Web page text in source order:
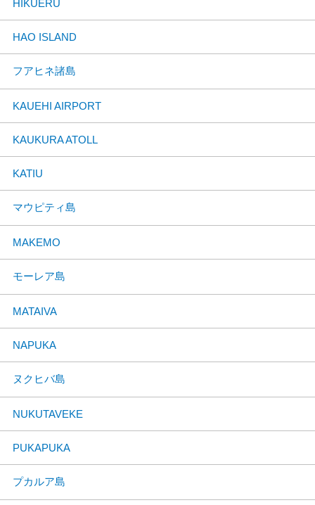
HIKUERU
HAO ISLAND
フアヒネ諸島
KAUEHI AIRPORT
KAUKURA ATOLL
KATIU
マウピティ島
MAKEMO
モーレア島
MATAIVA
NAPUKA
ヌクヒバ島
NUKUTAVEKE
PUKAPUKA
プカルア島